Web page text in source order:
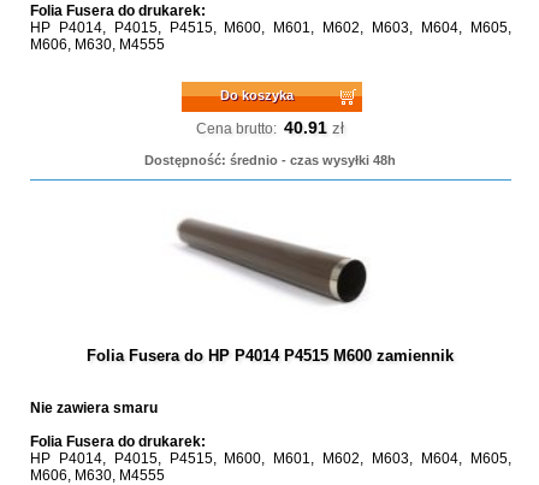
Folia Fusera do drukarek:
HP P4014, P4015, P4515, M600, M601, M602, M603, M604, M605,
M606, M630, M4555
Do koszyka
Cena brutto: 40.91 zł
Dostępność: średnio - czas wysyłki 48h
Folia Fusera do HP P4014 P4515 M600 zamiennik
Nie zawiera smaru
Folia Fusera do drukarek:
HP P4014, P4015, P4515, M600, M601, M602, M603, M604, M605,
M606, M630, M4555